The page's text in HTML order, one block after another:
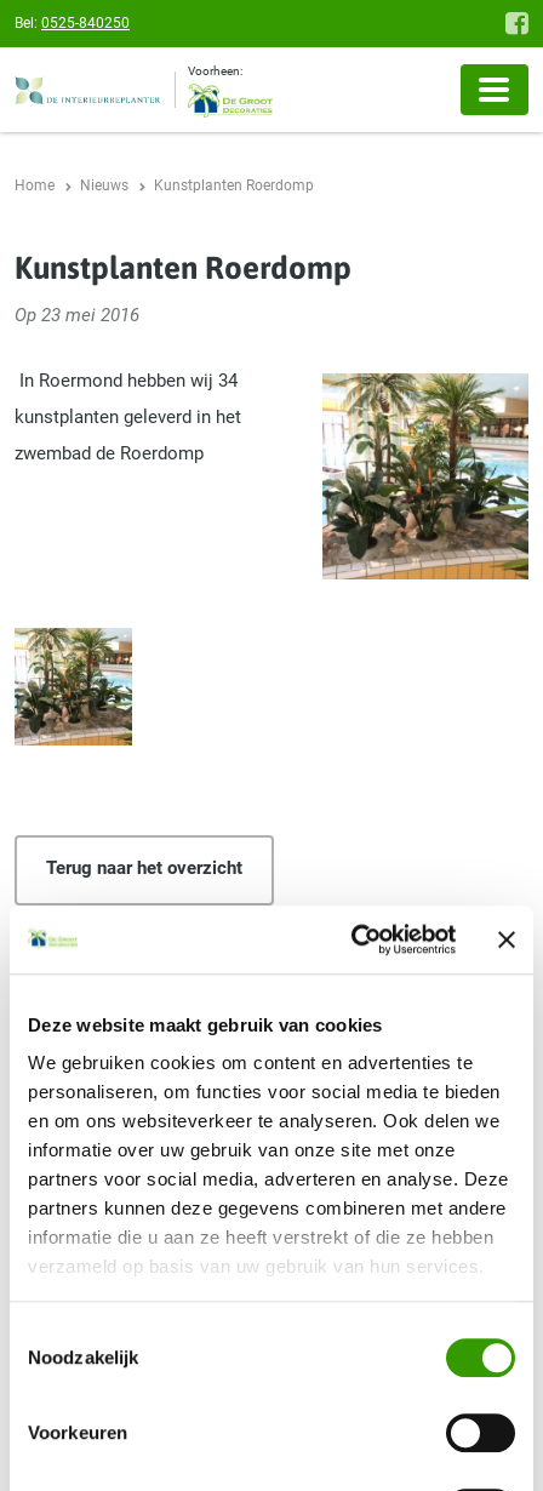
Deze website maakt gebruik van cookies
We gebruiken cookies om content en advertenties te
personaliseren, om functies voor social media te bieden
en om ons websiteverkeer te analyseren. Ook delen we
informatie over uw gebruik van onze site met onze
partners voor social media, adverteren en analyse. Deze
partners kunnen deze gegevens combineren met andere
informatie die u aan ze heeft verstrekt of die ze hebben
verzameld op basis van uw gebruik van hun services.
Noodzakelijk
Voorkeuren
Bel: 0525-840250
Voorheen:
Home Nieuws Kunstplanten Roerdomp
Kunstplanten Roerdomp
Op 23 mei 2016
In Roermond hebben wij 34
kunstplanten geleverd in het
zwembad de Roerdomp
Terug naar het overzicht
BEN JE GEÏNTERESSEERD GERAAKT IN ONZE
KUNSTPLANTEN?
Neem contact op, dan helpen we je graag direct verder
Ja, ik wil meer informatie!
Bel mij terug